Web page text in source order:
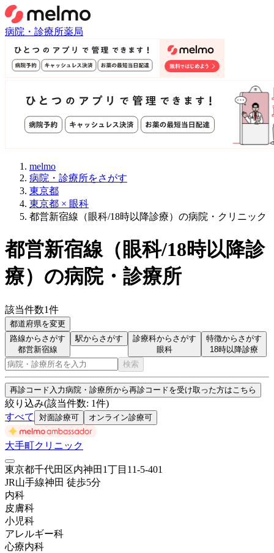
病院・診療所薬局
melmo
病院・診療所をさがす
東京都
東京都 × 眼科
都営新宿線（眼科/18時以降診療）の病院・クリニック
都営新宿線（ 眼科/18時以降診
療） の病院・診療所
該当件数1件
都道府県を変更
路線からさがす
都営新宿線
駅からさがす
診療科からさがす
眼科
特徴からさがす
18時以降診療
検索
再診コード入力病院・診療所から再診コードを受け取った方はこちら
絞り込み(該当件数: 1件)
すべて
対面診療可 オンライン診療可
大手町クリニック
東京都千代田区内神田1丁目11-5-401
JR山手線神田 徒歩5分
内科
皮膚科
小児科
アレルギー科
心療内科